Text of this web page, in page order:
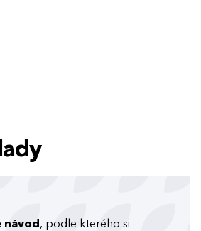
návod , podle kterého si